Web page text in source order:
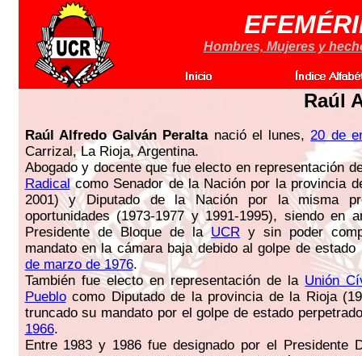
Hombres, Mujeres y
Raúl
Raúl Alfredo Galván Peraltanació el lunes,20 de
Carrizal, La Rioja, Argentina.
Abogado y docente que fue electo en representación
Radicalcomo Senador de la Nación por la provincia
2001) y Diputado de la Nación por la misma
oportunidades (1973-1977 y 1991-1995), siendo en
Presidente de Bloque de laUCRy sin poder
mandato en la cámara baja debido al golpe de
de marzo de 1976.
También fue electo en representación de la Unión
Pueblocomo Diputado de la provincia de la Rioja
truncado su mandato por el golpe de estado
1966.
Entre 1983 y 1986 fue designado por el Presidente